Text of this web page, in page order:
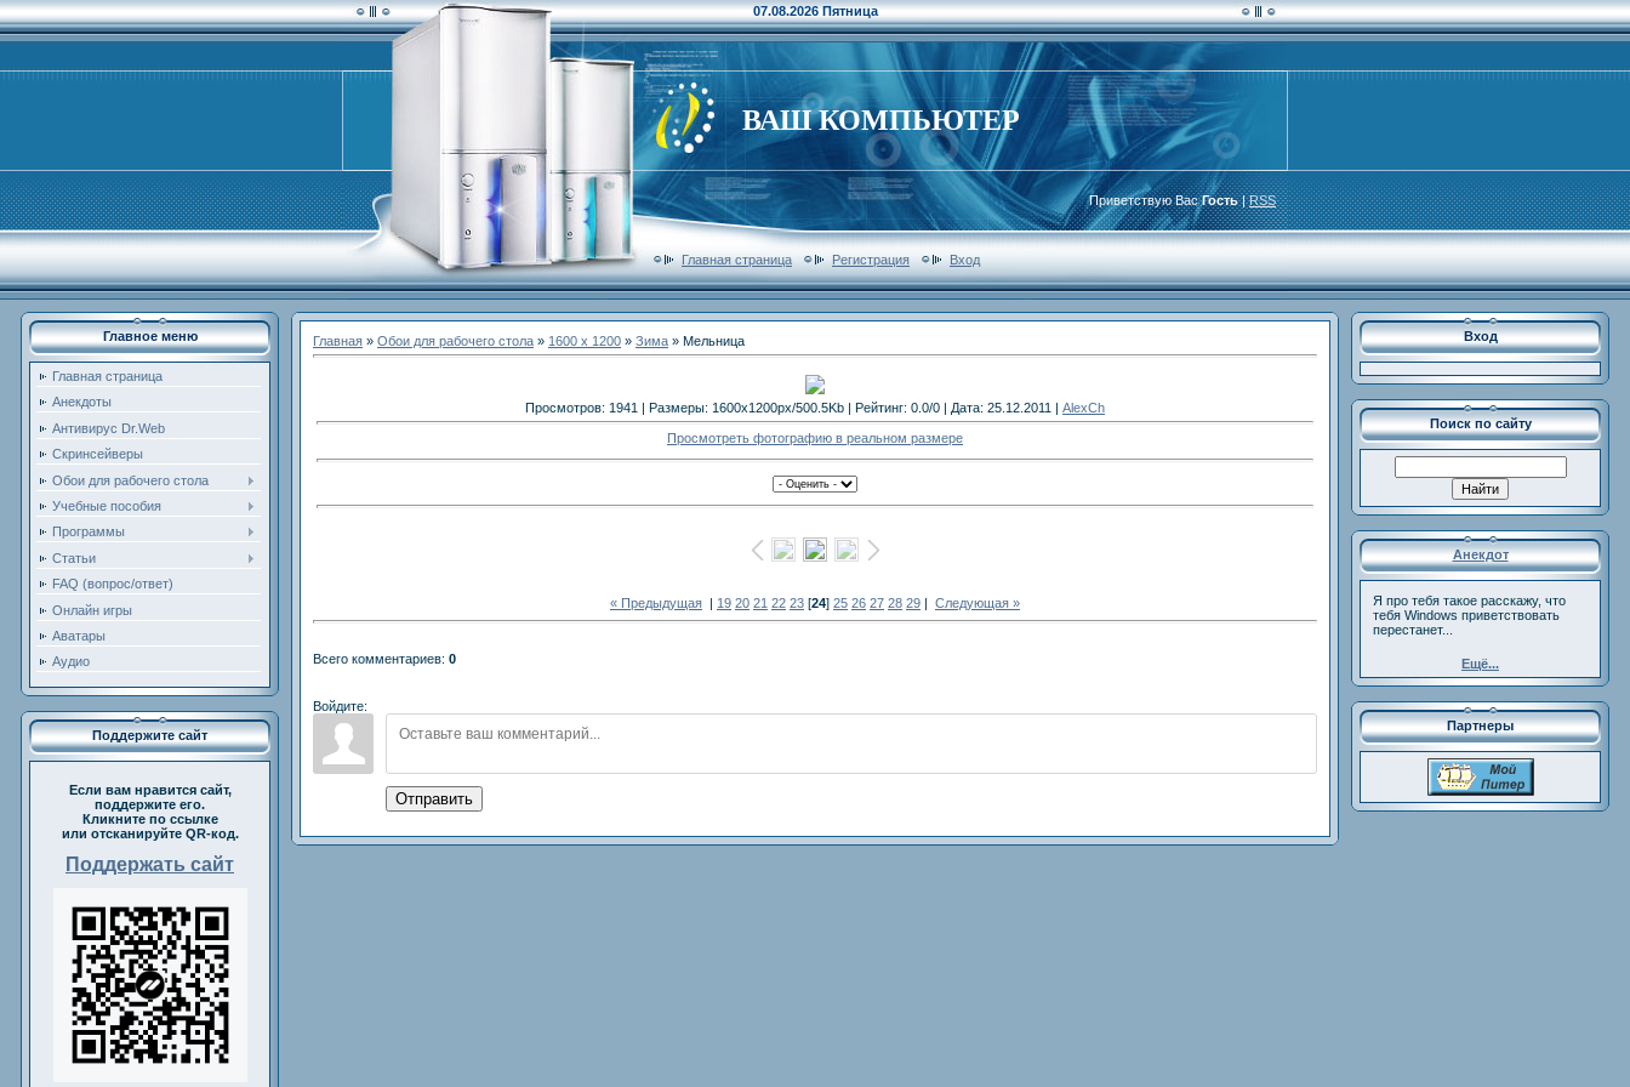
07.08.2026 Пятница
ВАШ КОМПЬЮТЕР
Приветствую ВасГость|RSS
Главная страница Регистрация Вход
Главное меню
Главная страница
Анекдоты
Антивирус Dr.Web
Скринсейверы
Обои для рабочего стола
Учебные пособия
Программы
Статьи
FAQ (вопрос/ответ)
Онлайн игры
Аватары
Аудио
Поддержите сайт
Если вам нравится сайт,
поддержите его.
Кликните по ссылке
или отсканируйте QR-код.
Поддержать сайт
Главная » Обои для рабочего стола » 1600 x 1200 » Зима » Мельница
Просмотров: 1941 | Размеры: 1600x1200px/500.5Kb | Рейтинг: 0.0/0 | Дата: 25.12.2011 | AlexCh
Просмотреть фотографию в реальном размере
« Предыдущая | 19 20 21 22 23 [24] 25 26 27 28 29 | Следующая »
Всего комментариев: 0
Войдите:
Отправить
Вход
Поиск по сайту
Анекдот
Я про тебя такое расскажу, что
тебя Windows приветствовать
перестанет...
Ещё...
Партнеры